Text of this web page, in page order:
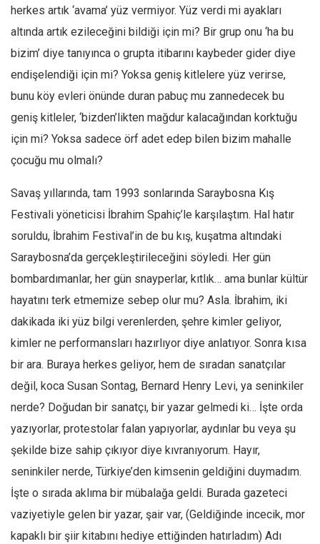
herkes artık ‘avama’ yüz vermiyor. Yüz verdi mi ayakları
altında artık ezileceğini bildiği için mi? Bir grup onu ‘ha bu
bizim’ diye tanıyınca o grupta itibarını kaybeder gider diye
endişelendiği için mi? Yoksa geniş kitlelere yüz verirse,
bunu köy evleri önünde duran pabuç mu zannedecek bu
geniş kitleler, ‘bizden’likten mağdur kalacağından korktuğu
için mi? Yoksa sadece örf adet edep bilen bizim mahalle
çocuğu mu olmalı?
Savaş yıllarında, tam 1993 sonlarında Saraybosna Kış
Festivali yöneticisi İbrahim Spahiç’le karşılaştım. Hal hatır
soruldu, İbrahim Festival’in de bu kış, kuşatma altındaki
Saraybosna’da gerçekleştirileceğini söyledi. Her gün
bombardımanlar, her gün snayperlar, kıtlık… ama bunlar kültür
hayatını terk etmemize sebep olur mu? Asla. İbrahim, iki
dakikada iki yüz bilgi verenlerden, şehre kimler geliyor,
kimler ne performansları hazırlıyor diye anlatıyor. Sonra kısa
bir ara. Buraya herkes geliyor, hem de sıradan sanatçılar
değil, koca Susan Sontag, Bernard Henry Levi, ya seninkiler
nerde? Doğudan bir sanatçı, bir yazar gelmedi ki… İşte orda
yazıyorlar, protestolar falan yapıyorlar, aydınlar bu veya şu
şekilde bize sahip çıkıyor diye kıvranıyorum. Hayır,
seninkiler nerde, Türkiye’den kimsenin geldiğini duymadım.
İşte o sırada aklıma bir mübalağa geldi. Burada gazeteci
vaziyetiyle gelen bir yazar, şair var, (Geldiğinde incecik, mor
kapaklı bir şiir kitabını hediye ettiğinden hatırladım) Adı